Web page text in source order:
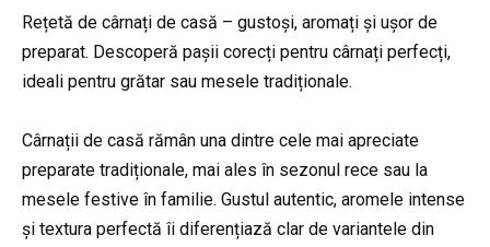
Rețetă de cârnați de casă – gustoși, aromați și ușor de
preparat. Descoperă pașii corecți pentru cârnați perfecți,
ideali pentru grătar sau mesele tradiționale.
Cârnații de casă rămân una dintre cele mai apreciate
preparate tradiționale, mai ales în sezonul rece sau la
mesele festive în familie. Gustul autentic, aromele intense
și textura perfectă îi diferențiază clar de variantele din